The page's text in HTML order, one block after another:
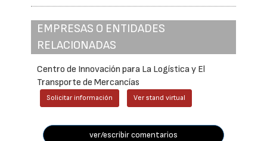
EMPRESAS O ENTIDADES
RELACIONADAS
Centro de Innovación para La Logística y El
Transporte de Mercancías
Solicitar información Ver stand virtual
ver/escribir comentarios